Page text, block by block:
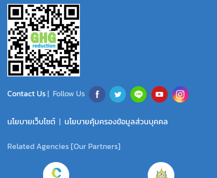
Contact Us| Follow Us
นโยบายเว็บไซต์ | นโยบายคุ้มครองข้อมูลส่วนบุคคล
Related Agencies [Our Partners]